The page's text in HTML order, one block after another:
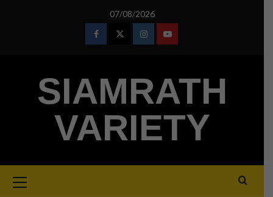
07/08/2026
FacebookTwitterInstagramYoutube
SIAMRATH
VARIETY
Menu